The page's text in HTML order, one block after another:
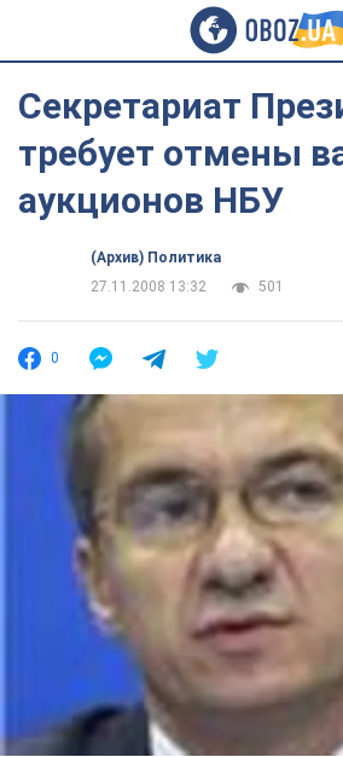
Секретариат
требует отмены
аукционов НБУ
(Архив) Политика
27.11.2008 13:32
501
0